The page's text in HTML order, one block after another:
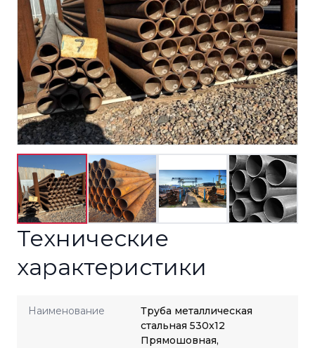
Технические
характеристики
Наименование
Труба металлическая
стальная 530x12
Прямошовная,